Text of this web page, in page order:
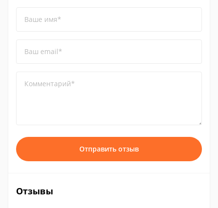
Ваше имя*
Ваш email*
Комментарий*
Отправить отзыв
Отзывы